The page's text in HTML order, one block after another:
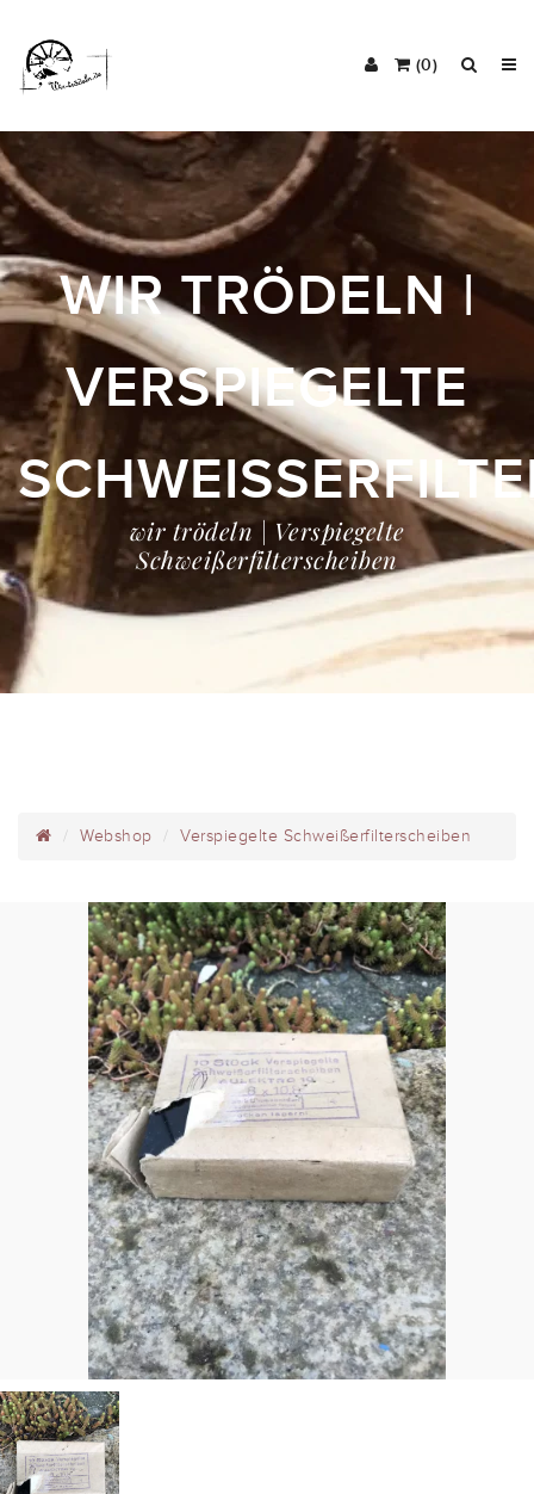
(0)
WIR TRÖDELN |
VERSPIEGELTE
wir trödeln | Verspiegelte
Schweißerfilterscheiben
Webshop Verspiegelte Schweißerfilterscheiben